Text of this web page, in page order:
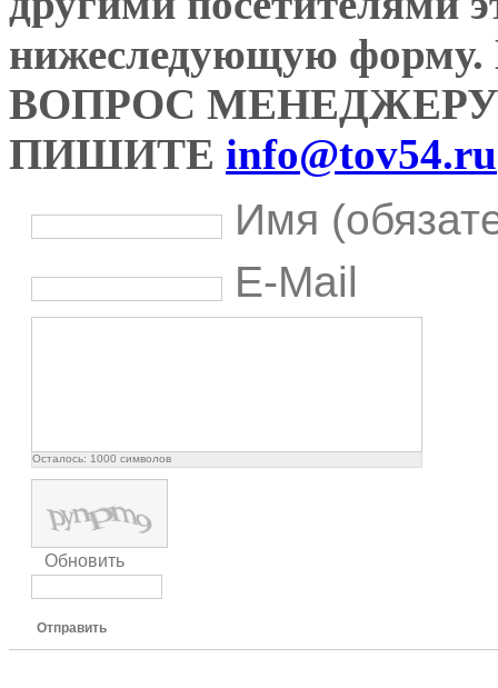
нижеследующую
ВОПРОС
ПИШИТЕ info@tov54.ru
Имя
E-Mail
Осталось: 1000 символов
Обновить
Отправить